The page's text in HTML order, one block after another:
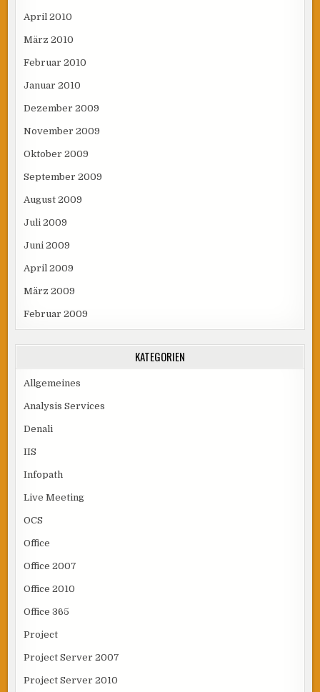
April 2010
März 2010
Februar 2010
Januar 2010
Dezember 2009
November 2009
Oktober 2009
September 2009
August 2009
Juli 2009
Juni 2009
April 2009
März 2009
Februar 2009
KATEGORIEN
Allgemeines
Analysis Services
Denali
IIS
Infopath
Live Meeting
OCS
Office
Office 2007
Office 2010
Office 365
Project
Project Server 2007
Project Server 2010